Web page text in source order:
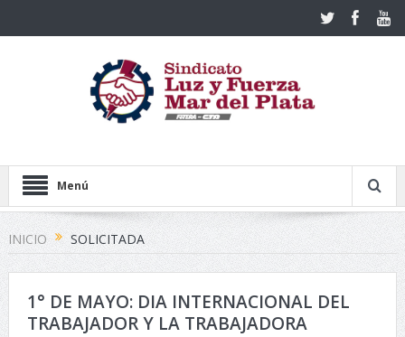
Menú
INICIO SOLICITADA
1° DE MAYO: DIA INTERNACIONAL DEL
TRABAJADOR Y LA TRABAJADORA